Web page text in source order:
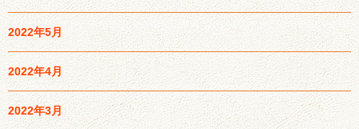
2022年5月
2022年4月
2022年3月